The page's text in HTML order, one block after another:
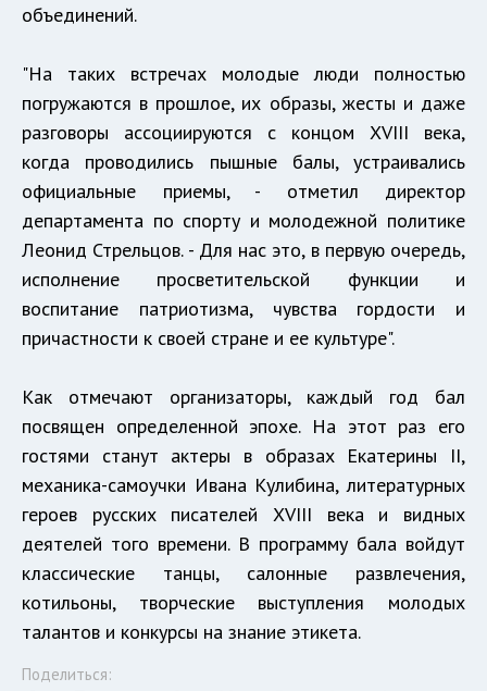
объединений.
"На таких встречах молодые люди полностью
погружаются в прошлое, их образы, жесты и даже
разговоры ассоциируются с концом XVIII века,
когда проводились пышные балы, устраивались
официальные приемы,- отметил директор
департамента по спорту и молодежной политике
Леонид Стрельцов. - Для нас это, в первую очередь,
исполнение просветительской функции и
воспитание патриотизма, чувства гордости и
причастности к своей стране и ее культуре".
Как отмечают организаторы, каждый год бал
посвящен определенной эпохе. На этот раз его
гостями станут актеры в образах Екатерины II,
механика-самоучки Ивана Кулибина,литературных
героев русских писателей XVIII века и видных
деятелей того времени. В программу бала войдут
классические танцы, салонные развлечения,
котильоны, творческие выступления молодых
талантов и конкурсы на знание этикета.
Поделиться: